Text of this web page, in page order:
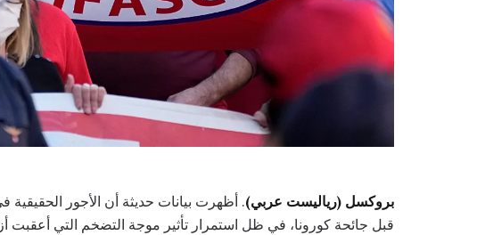
بروكسل (رياليست عربي). أظهرت بيانات حديثة أن الأجور